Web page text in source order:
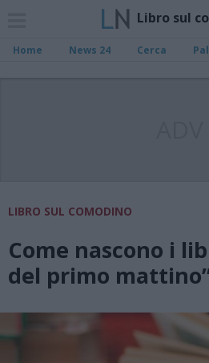
Libro sul
Home News 24 Cerca
LIBRO SUL COMODINO
Come nascono i
del primo